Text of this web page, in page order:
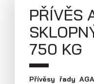
Servis
Skladové
Praktické
Kariéra
Navštivte
PŘÍVĚS
750 KG
Přívěsy řady